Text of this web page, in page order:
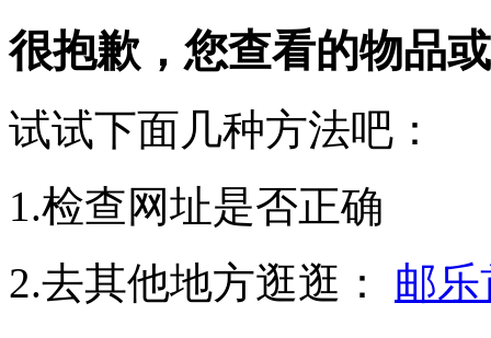
很抱歉，您查看的物品
试试下面几种方法吧：
1.检查网址是否正确
2.去其他地方逛逛：
邮